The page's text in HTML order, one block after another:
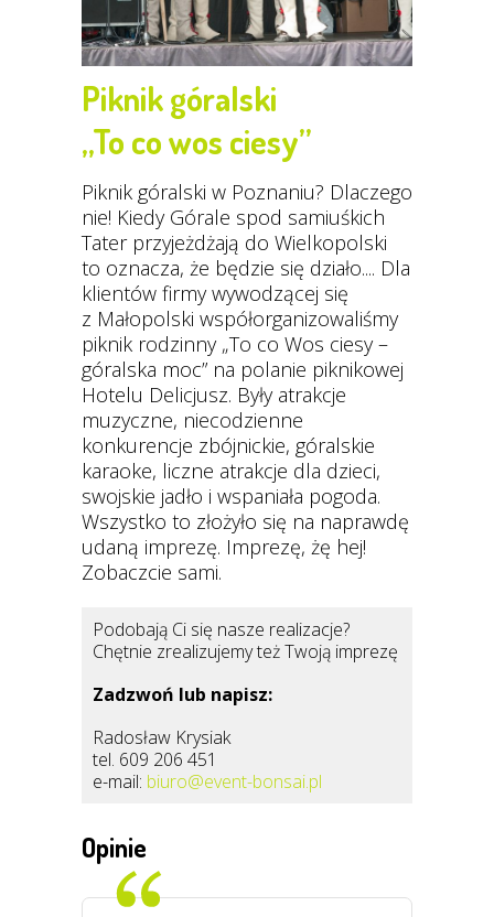
Piknik góralski
„To co wos ciesy”
Piknik góralski w Poznaniu? Dlaczego
nie! Kiedy Górale spod samiuśkich
Tater przyjeżdżają do Wielkopolski
to oznacza, że będzie się działo.... Dla
klientów firmy wywodzącej się
z Małopolski współorganizowaliśmy
piknik rodzinny „To co Wos ciesy –
góralska moc” na polanie piknikowej
Hotelu Delicjusz. Były atrakcje
muzyczne, niecodzienne
konkurencje zbójnickie, góralskie
karaoke, liczne atrakcje dla dzieci,
swojskie jadło i wspaniała pogoda.
Wszystko to złożyło się na naprawdę
udaną imprezę. Imprezę, żę hej!
Zobaczcie sami.
Podobają Ci się nasze realizacje?
Chętnie zrealizujemy też Twoją imprezę
Zadzwoń lub napisz:
Radosław Krysiak
tel. 609 206 451
e-mail: biuro@event-bonsai.pl
Opinie